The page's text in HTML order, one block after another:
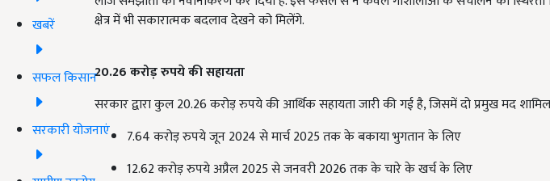
खबरें
सफल किसान
सरकारी योजनाएं
क्षेत्र में भी सकारात्मक बदलाव देखने को मिलेंगे.
20.26 करोड़ रुपये की सहायता
सरकार द्वारा कुल 20.26 करोड़ रुपये की आर्थिक सहायता जारी की गई है, जिसमें दो प्रमुख मद
7.64 करोड़ रुपये जून 2024 से मार्च 2025 तक के बकाया भुगतान के लिए
12.62 करोड़ रुपये अप्रैल 2025 से जनवरी 2026 तक के चारे के खर्च के लिए